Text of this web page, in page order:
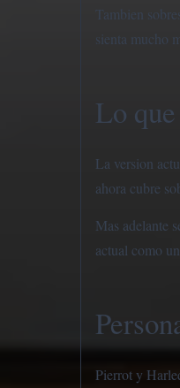
Tambien
sienta mucho
Lo
La version
ahora cubre
Mas adelante
actual como
Pierrot y